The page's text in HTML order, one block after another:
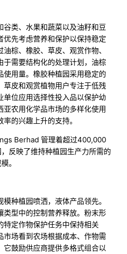
谷类、水果和蔬菜以及油籽和豆
优先考虑营养和保护以保持稳定
棕、橡胶、草皮、观赏作物、
于需要结构化的处理计划，油棕
使用量。橡胶种植园采用稳定的
草皮和观赏植物用户专注于低残
单位应用选择性投入品以保护幼
亚农用化学品市场的多样化使用
的兴趣上升的支持。
Berhad 管理着超过400,000
反映了维持种植园生产力所需的
。
种植园喷洒，液体产品领先。
类型中的控制营养释放。粉末形
特定作物保护任务中保持相关
市场看到农场根据成本、作物需
它鼓励供应商提供多格式组合以